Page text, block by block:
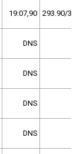
19:07,90 293.90/
DNS
DNS
DNS
DNS